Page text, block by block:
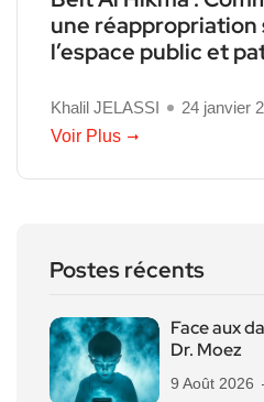
une réappropriation
l’espace public et
Khalil JELASSI
24 janvier
Voir Plus
Postes récents
Face aux
Dr. Moez
9 Août 2026